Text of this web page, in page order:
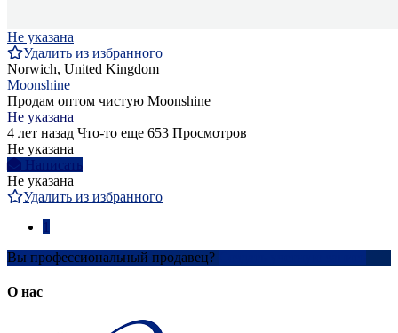
Не указана
Удалить из избранного
Norwich, United Kingdom
Moonshine
Продам оптом чистую Moonshine
Не указана
4 лет назад Что-то еще 653 Просмотров
Не указана
Написать
Не указана
Удалить из избранного
Вы профессиональный продавец?
О нас